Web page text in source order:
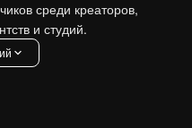
среди креаторов,
и студий.